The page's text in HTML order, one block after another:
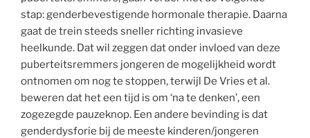
stap: genderbevestigende hormonale therapie. Daarna
gaat de trein steeds sneller richting invasieve
heelkunde. Dat wil zeggen dat onder invloed van deze
puberteitsremmers jongeren de mogelijkheid wordt
ontnomen om nog te stoppen, terwijl De Vries et al.
beweren dat het een tijd is om ‘na te denken’, een
zogezegde pauzeknop. Een andere bevinding is dat
genderdysforie bij de meeste kinderen/jongeren